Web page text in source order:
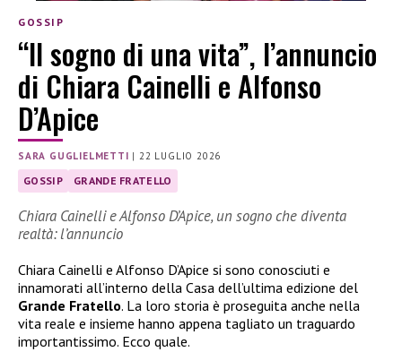
GOSSIP
“Il sogno di una vita”, l’annuncio
di Chiara Cainelli e Alfonso
D’Apice
SARA GUGLIELMETTI | 22 LUGLIO 2026
GOSSIP GRANDE FRATELLO
Chiara Cainelli e Alfonso D’Apice, un sogno che diventa
realtà: l’annuncio
Chiara Cainelli e Alfonso D’Apice si sono conosciuti e
innamorati all’interno della Casa dell’ultima edizione del
Grande Fratello. La loro storia è proseguita anche nella
vita reale e insieme hanno appena tagliato un traguardo
importantissimo. Ecco quale.